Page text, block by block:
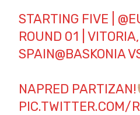
STARTING FIVE |
ROUND 01 | VITORIA,
SPAIN@BASKONIA
NAPRED PARTIZAN!
PIC.TWITTER.COM/